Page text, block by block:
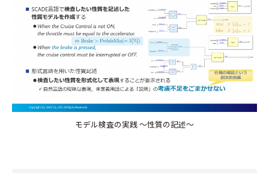
モデル検査の実践 ～性質の記述～